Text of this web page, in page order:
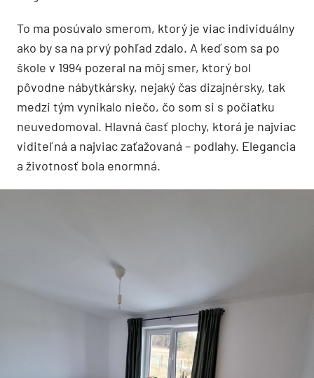
To ma posúvalo smerom, ktorý je viac individuálny
ako by sa na prvý pohľad zdalo. A keď som sa po
škole v 1994 pozeral na môj smer, ktorý bol
pôvodne nábytkársky, nejaký čas dizajnérsky, tak
medzi tým vynikalo niečo, čo som si s počiatku
neuvedomoval. Hlavná časť plochy, ktorá je najviac
viditeľná a najviac zaťažovaná – podlahy. Elegancia
a životnosť bola enormná.